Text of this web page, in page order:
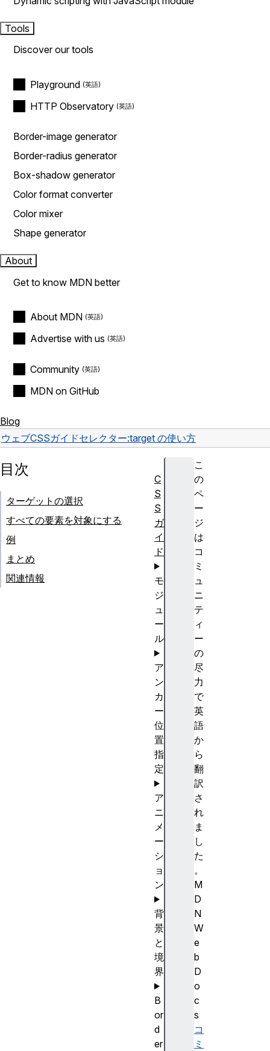
Tools
Discover our tools
Playground
HTTP Observatory
Border-image generator
Border-radius generator
Box-shadow generator
Color format converter
Color mixer
Shape generator
About
Get to know MDN better
About MDN
Advertise with us
Community
MDN on GitHub
Blog
ウェブCSSガイドセレクター:target の使い方
こ
の
ペ
ー
ジ
は
コ
ミ
ュ
ニ
テ
ィ
ー
の
尽
力
で
英
語
か
ら
翻
訳
さ
れ
ま
し
た
。
M
D
N
W
e
b
D
o
c
s
コ
ミ
目次
ターゲットの選択
すべての要素を対象にする
例
まとめ
関連情報
C
S
S
ガ
イ
ド
モ
ジ
ュ
ー
ル
ア
ン
カ
ー
位
置
指
定
ア
ニ
メ
ー
シ
ョ
ン
背
景
と
境
界
B
or
d
er